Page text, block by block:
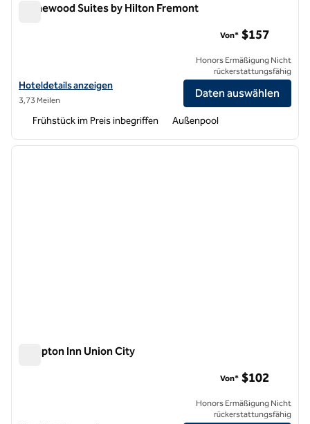
Homewood Suites by Hilton Fremont
Hoteldetails für Homewood Suites by Hilton Fremont anzeigen
Hoteldetails anzeigen
3,73 Meilen
Von* $157
Honors Ermäßigung Nicht
rückerstattungsfähig
Daten auswählen
Frühstück im Preis inbegriffen Außenpool
1 von 12
Hampton Inn Union City
Von* $102
Honors Ermäßigung Nicht
rückerstattungsfähig